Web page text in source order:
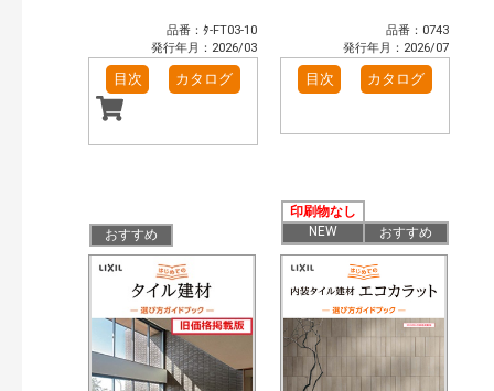
品番：ﾀ-FT03-10
発行年月：2026/03
目次 カタログ
品番：0743
発行年月：2026/07
目次 カタログ
おすすめ
印刷物なし
NEW
おすすめ